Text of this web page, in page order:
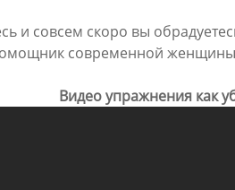
и совсем скоро вы
современной женщины
Видео упражнения как